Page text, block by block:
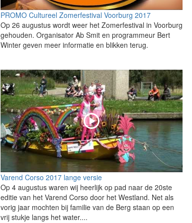
PROMO Cultureel Zomerfestival Voorburg 2017
Op 26 augustus wordt weer het Zomerfestival in Voorburg
gehouden. Organisator Ab Smit en programmeur Bert
Winter geven meer informatie en blikken terug.
Varend Corso 2017 lange versie
Op 4 augustus waren wij heerlijk op pad naar de 20ste
editie van het Varend Corso door het Westland. Net als
vorig jaar mochten bij familie van de Berg staan op een
vrij stukje langs het water....